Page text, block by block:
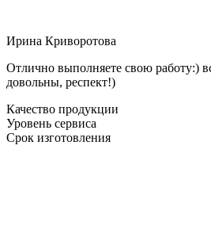
Ирина Криворотова
Отлично выполняете свою работу:)
довольны, респект!)
Качество продукции
Уровень сервиса
Срок изготовления